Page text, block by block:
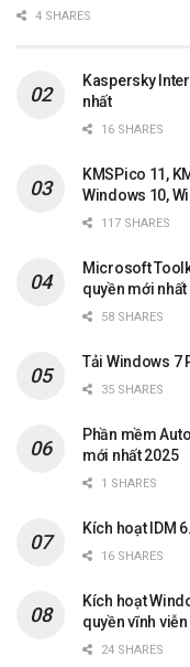
4 SHARES
Kaspersky
nhất
16 SHARES
KMSPico 11,
Windows 10,
117 SHARES
Microsoft
quyền mới nhất
58 SHARES
Tải Windows 7
35 SHARES
Phần mềm
mới nhất 2025
1 SHARES
Kích hoạt IDM
16 SHARES
Kích hoạt
quyền vĩnh
24 SHARES